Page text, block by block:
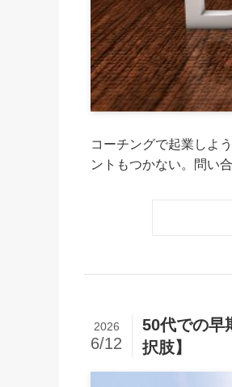
コーチングで起業しよ
ントもつかない。問い
50代での早
択肢】
2026
6/12